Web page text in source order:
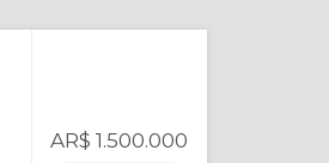
AR$ 1.500.000